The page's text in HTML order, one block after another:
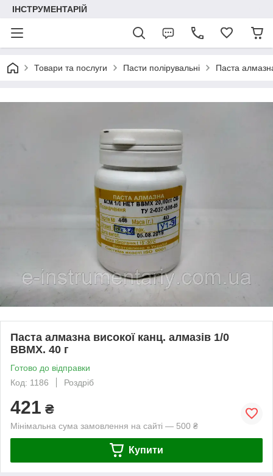
ІНСТРУМЕНТАРІЙ
Товари та послуги Пасти полірувальні Паста
Паста алмазна високої канц. алмазів 1/0
ВВМХ. 40 г
Готово до відправки
Код: 1186
Роздріб
421 ₴
Мінімальна сума замовлення на сайті — 500 ₴
Купити